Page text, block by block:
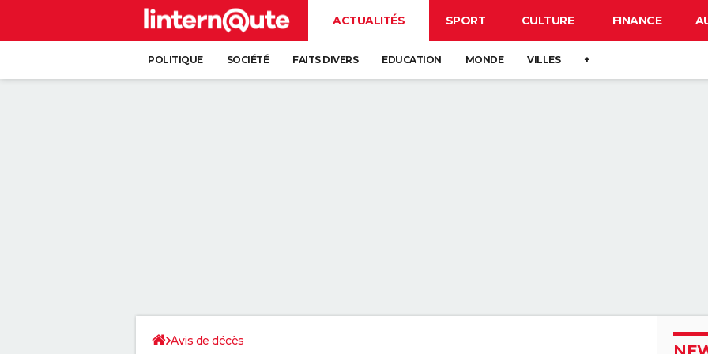
ACTUALITÉS SPORT CULTURE FINANCE
POLITIQUE SOCIÉTÉ FAITS DIVERS EDUCATION MONDE VILLES +
Avis de décès